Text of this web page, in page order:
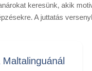
keresünk, akik
A juttatás